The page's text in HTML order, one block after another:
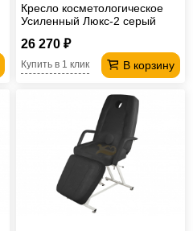
Кресло косметологическое
Усиленный Люкс-2 серый
26 270 ₽
В корзину
Купить в 1 клик